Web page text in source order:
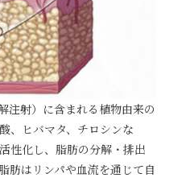
注射）に含まれる植物由来の
、ヒバマタ、チロシンな
性化し、脂肪の分解・排出
肪はリンパや血流を通じて自